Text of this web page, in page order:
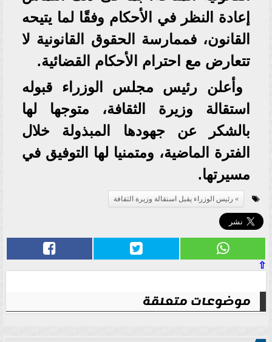
إعادة النظر في الأحكام وفقًا لما يتيحه
القانون، فممارسة الحقوق القانونية لا
تتعارض مع احترام الأحكام القضائية.
وأعلن رئيس مجلس الوزراء قبوله
استقالة وزيرة الثقافة، متوجها لها
بالشكر عن جهودها المبذولة خلال
الفترة الماضية، ومتمنيا لها التوفيق في
مسيرتها.
رئيس الوزراء يقبل استقالة وزيرة الثقافة
⇧
موضوعات متعلقة